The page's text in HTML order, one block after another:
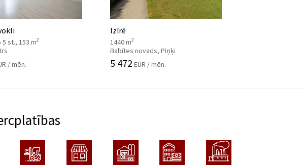
5 st., 153 m2
/ mēn.
Izīrē
1440 m2
Babītes novads, Piņķi
5 472 EUR / mēn.